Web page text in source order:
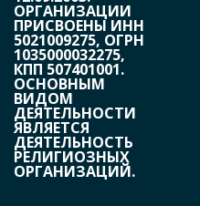
ОРГАНИЗАЦИИ
ПРИСВОЕНЫ ИНН
5021009275, ОГРН
1035000032275,
КПП 507401001.
ОСНОВНЫМ
ВИДОМ
ДЕЯТЕЛЬНОСТИ
ЯВЛЯЕТСЯ
ДЕЯТЕЛЬНОСТЬ
РЕЛИГИОЗНЫХ
ОРГАНИЗАЦИЙ.